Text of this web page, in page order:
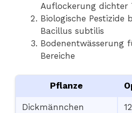
Auflockerung dichter
Biologische Pestizide
Bacillus subtilis
Bodenentwässerung
Bereiche
Pflanze
Dickmännchen